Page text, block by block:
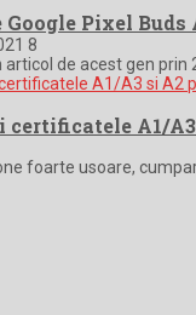
Google Pixel Buds
8
de acest gen prin
certificatele A1/
foarte usoare,